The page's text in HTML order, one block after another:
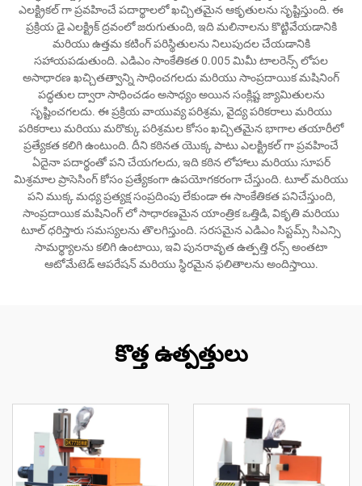
ఎలక్ట్రికల్ గా ప్రవహించే పదార్థాలలో ఖచ్చితమైన ఆకృతులను సృష్టిస్తుంది. ఈ
ప్రక్రియ డై ఎలక్ట్రిక్ ద్రవంలో జరుగుతుంది, ఇది మలినాలను కొట్టివేయడానికి
మరియు ఉత్తమ కటింగ్ పరిస్థితులను నిలుపుదల చేయడానికి
సహాయపడుతుంది. ఎడిఎం సాంకేతికత 0.005 మిమీ టాలరెన్స్ లోపల
అసాధారణ ఖచ్చితత్వాన్ని సాధించగలదు మరియు సాంప్రదాయిక మషినింగ్
పద్ధతుల ద్వారా సాధించడం అసాధ్యం అయిన సంక్లిష్ట జ్యామితులను
సృష్టించగలదు. ఈ ప్రక్రియ వాయువ్య పరిశ్రమ, వైద్య పరికరాలు మరియు
పరికరాలు మరియు మరొక్కు పరిశ్రమల కోసం ఖచ్చితమైన భాగాల తయారీలో
ప్రత్యేకత కలిగి ఉంటుంది. దీని కఠినత యొక్క పాటు ఎలక్ట్రికల్ గా ప్రవహించే
ఏదైనా పదార్థంతో పని చేయగలదు, ఇది కఠిన లోహాలు మరియు సూపర్
మిశ్రమాల ప్రాసెసింగ్ కోసం ప్రత్యేకంగా ఉపయోగకరంగా చేస్తుంది. టూల్ మరియు
పని ముక్క మధ్య ప్రత్యక్ష సంప్రదింపు లేకుండా ఈ సాంకేతికత పనిచేస్తుంది,
సాంప్రదాయిక మషినింగ్ లో సాధారణమైన యాంత్రిక ఒత్తిడి, వికృతి మరియు
టూల్ ధరిస్తారు సమస్యలను తొలగిస్తుంది. సరసమైన ఎడిఎం సిస్టమ్స్ సిఎన్సి
సామర్థ్యాలను కలిగి ఉంటాయి, ఇవి పునరావృత ఉత్పత్తి రన్స్ అంతటా
ఆటోమేటెడ్ ఆపరేషన్ మరియు స్థిరమైన ఫలితాలను అందిస్తాయి.
కొత్త ఉత్పత్తులు